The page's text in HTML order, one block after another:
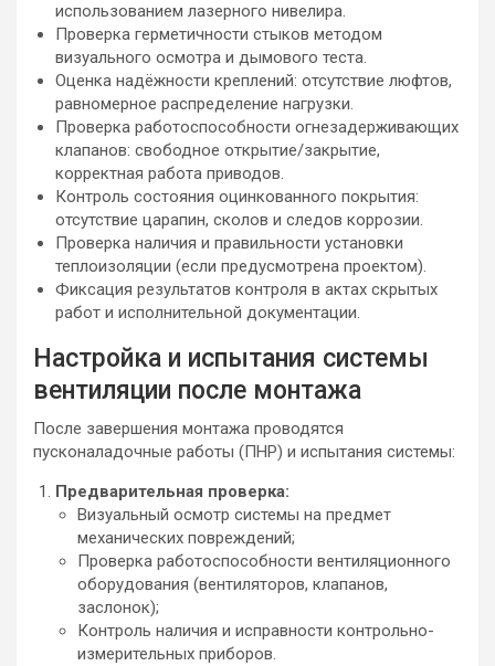
использованием лазерного нивелира.
Проверка герметичности стыков методом
визуального осмотра и дымового теста.
Оценка надёжности креплений: отсутствие люфтов,
равномерное распределение нагрузки.
Проверка работоспособности огнезадерживающих
клапанов: свободное открытие/закрытие,
корректная работа приводов.
Контроль состояния оцинкованного покрытия:
отсутствие царапин, сколов и следов коррозии.
Проверка наличия и правильности установки
теплоизоляции (если предусмотрена проектом).
Фиксация результатов контроля в актах скрытых
работ и исполнительной документации.
Настройка и испытания системы
вентиляции после монтажа
После завершения монтажа проводятся
пусконаладочные работы (ПНР) и испытания системы:
Предварительная проверка:
Визуальный осмотр системы на предмет
механических повреждений;
Проверка работоспособности вентиляционного
оборудования (вентиляторов, клапанов,
заслонок);
Контроль наличия и исправности контрольно-
измерительных приборов.